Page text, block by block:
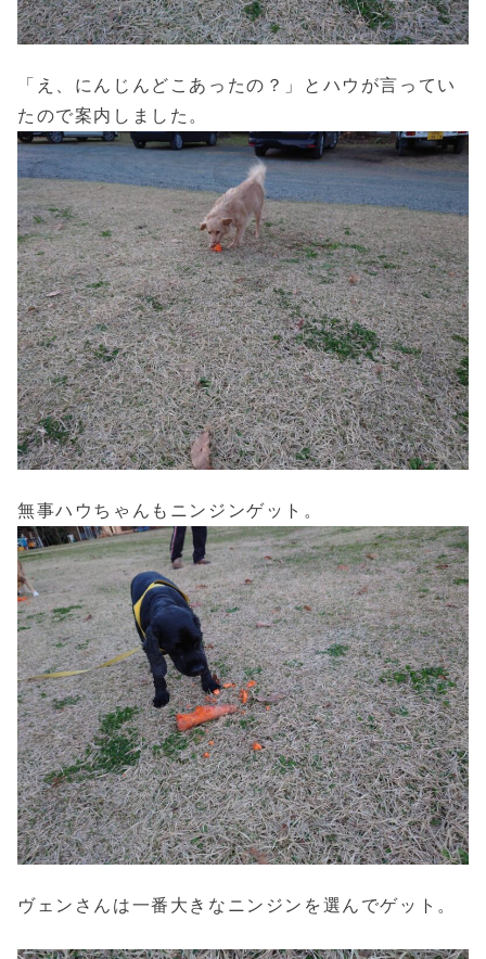
「え、にんじんどこあったの？」とハウが言ってい
たので案内しました。
無事ハウちゃんもニンジンゲット。
ヴェンさんは一番大きなニンジンを選んでゲット。